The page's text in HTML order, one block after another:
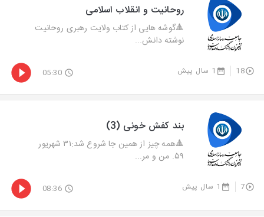
روحانیت و انقلاب اسلامی
🔺گوشه هایی از کتاب ولایت رهبری روحانیت
نوشته دانش...
18 1 سال پیش 05:30
بند کفش خونی (3)
🔺همه چیز از همین جا شروع شد:۳۱ شهریور
۵۹. من و مر...
7 1 سال پیش 08:36